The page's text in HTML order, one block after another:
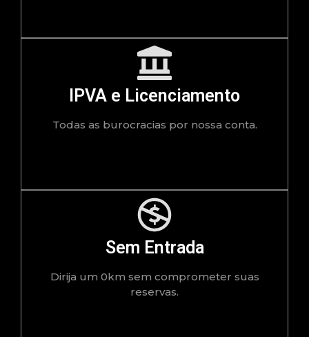
IPVA e Licenciamento
Todas as burocracias por nossa conta.
Sem Entrada
Dirija um 0km sem comprometer suas
reservas.